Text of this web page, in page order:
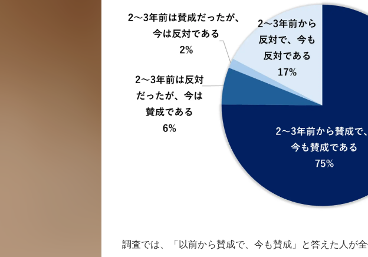
調査では、「以前から賛成で、今も賛成」と答えた人が